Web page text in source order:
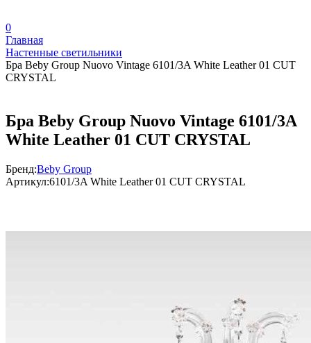
0
Главная
Настенные светильники
Бра Beby Group Nuovo Vintage 6101/3A White Leather 01 CUT
CRYSTAL
Бра Beby Group Nuovo Vintage 6101/3A
White Leather 01 CUT CRYSTAL
Бренд:Beby Group
Артикул:6101/3A White Leather 01 CUT CRYSTAL